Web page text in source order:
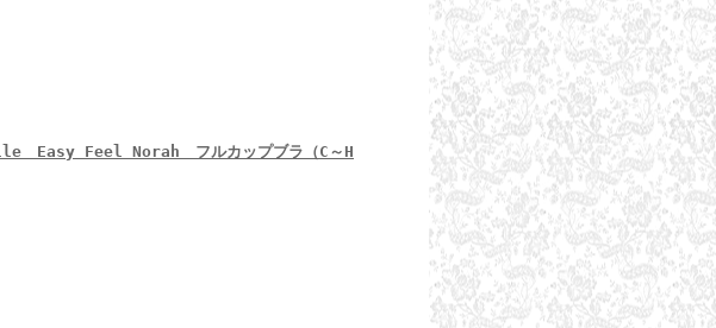
Easy Feel Norah フルカップブラ（C～H